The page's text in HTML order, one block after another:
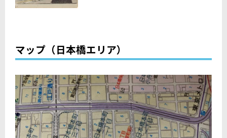
マップ（日本橋エリア）